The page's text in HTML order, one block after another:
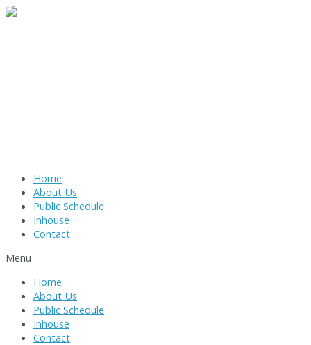
Skip
Home
About Us
Public Schedule
Inhouse
Contact
Menu
Home
About Us
Public Schedule
Inhouse
Contact